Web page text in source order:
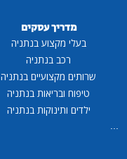
מדריך עסקים
בעלי מקצוע בנתניה
רכב בנתניה
שרותים מקצועיים בנתניה
טיפוח ובריאות בנתניה
ילדים ותינוקות בנתניה
...